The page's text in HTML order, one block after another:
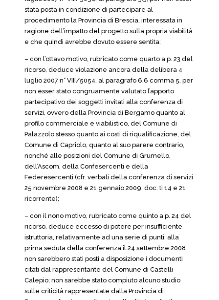
stata posta in condizione di partecipare al
procedimento la Provincia di Brescia, interessata in
ragione dell’impatto del progetto sulla propria viabilità
e che quindi avrebbe dovuto essere sentita;
– con l’ottavo motivo, rubricato come quarto a p. 23 del
ricorso, deduce violazione ancora della delibera 4
luglio 2007 n° VIII/5054, al paragrafo 6.6 comma 5, per
non esser stato congruamente valutato l’apporto
partecipativo dei soggetti invitati alla conferenza di
servizi, ovvero della Provincia di Bergamo quanto al
profilo commerciale e viabilistico, del Comune di
Palazzolo stesso quanto ai costi di riqualificazione, del
Comune di Capriolo, quanto al suo parere contrario,
nonché alle posizioni del Comune di Grumello,
dell’Ascom, della Confesercenti e della
Federesercenti (cfr. verbali della conferenza di servizi
25 novembre 2008 e 21 gennaio 2009, doc. ti 14 e 21
ricorrente);
– con il nono motivo, rubricato come quinto a p. 24 del
ricorso, deduce eccesso di potere per insufficiente
istruttoria, relativamente ad una serie di punti: alla
prima seduta della conferenza il 24 settembre 2008
non sarebbero stati posti a disposizione i documenti
citati dal rappresentante del Comune di Castelli
Calepio; non sarebbe stato compiuto alcuno studio
sulle criticità rappresentate dalla Provincia di